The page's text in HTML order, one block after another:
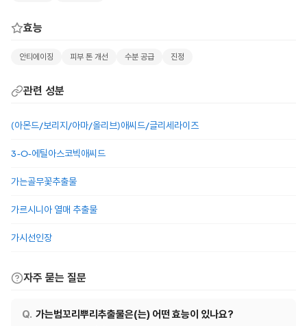
효능
안티에이징 피부 톤 개선 수분 공급 진정
관련 성분
(아몬드/보리지/아마/올리브)애씨드/글리세라이즈
3-O-에틸아스코빅애씨드
가는골무꽃추출물
가르시니아 열매 추출물
가시선인장
자주 묻는 질문
가는범꼬리뿌리추출물은(는) 어떤 효능이 있나요?